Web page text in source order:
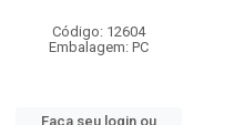
Código: 12604
Embalagem: PC
Faça seu login ou